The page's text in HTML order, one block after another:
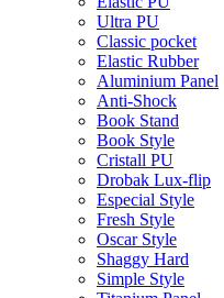
Ultra PU
Classic pocket
Elastic Rubber
Aluminium Panel
Anti-Shock
Book Stand
Book Style
Cristall PU
Drobak Lux-flip
Especial Style
Fresh Style
Oscar Style
Shaggy Hard
Simple Style